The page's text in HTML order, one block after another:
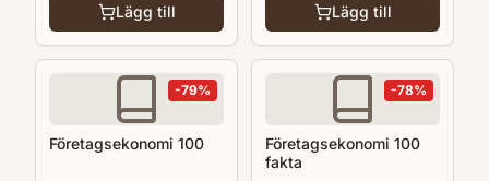
Lägg till Lägg till
-79%
Företagsekonomi 100
-78%
Företagsekonomi 100
fakta